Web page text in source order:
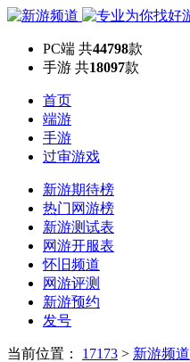
PC端 共44798款
手游 共18097款
首页
端游
手游
过审游戏
新游期待榜
热门网游榜
新游测试表
网游开服表
怀旧频道
网游评测
新游预约
发号
当前位置： 17173 > 新游频道